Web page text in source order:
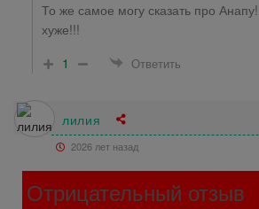
То же самое могу сказать про
хуже!!!
1
Ответить
лилия
2026 лет назад
Отрицательный отзыв